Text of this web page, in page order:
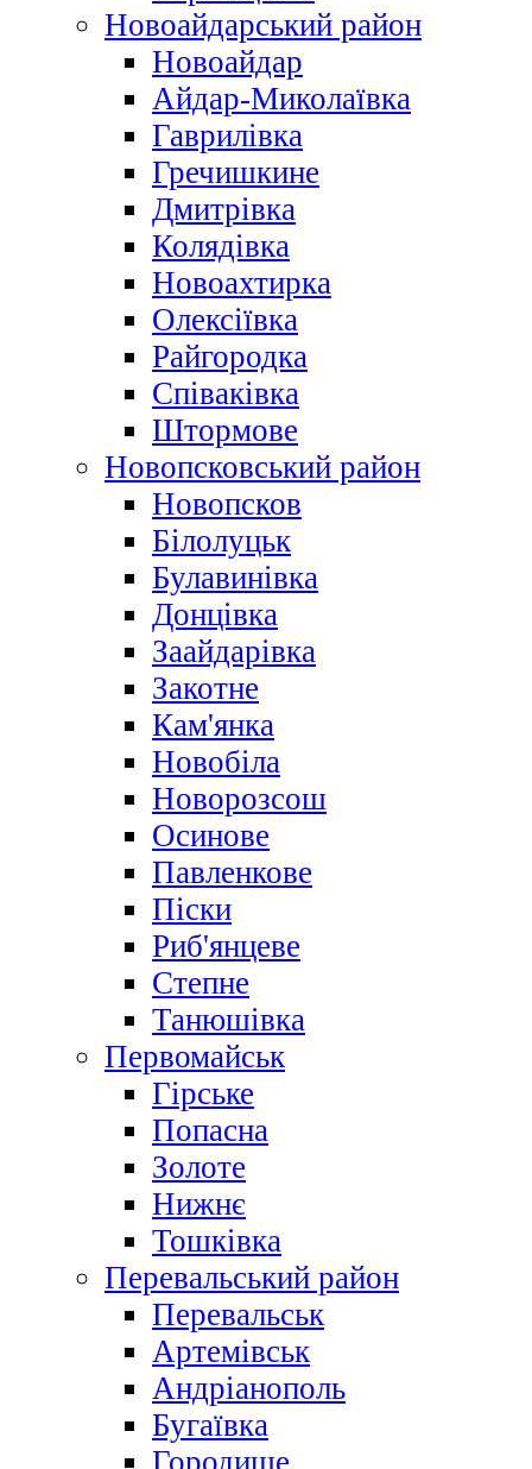
Новоайдарський район
Новоайдар
Айдар-Миколаївка
Гаврилівка
Гречишкине
Дмитрівка
Колядівка
Новоахтирка
Олексіївка
Райгородка
Співаківка
Штормове
Новопсковський район
Новопсков
Білолуцьк
Булавинівка
Донцівка
Заайдарівка
Закотне
Кам'янка
Новобіла
Новорозсош
Осинове
Павленкове
Піски
Риб'янцеве
Степне
Танюшівка
Первомайськ
Гірське
Попасна
Золоте
Нижнє
Тошківка
Перевальський район
Перевальськ
Артемівськ
Андріанополь
Бугаївка